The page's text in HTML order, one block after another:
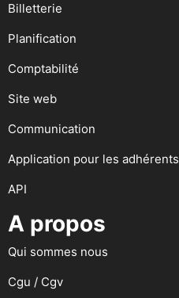
Billetterie
Planification
Comptabilité
Site web
Communication
Application pour les adhérents
API
A propos
Qui sommes nous
Cgu / Cgv